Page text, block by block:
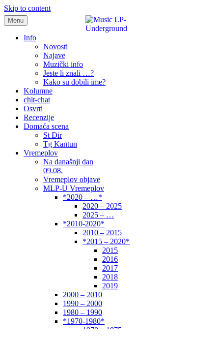
Skip to content
samo muzika i …..
Menu
Info
Novosti
Najave
Muzički info
Jeste li znali …?
Kako su dobili ime?
Kolumne
chit-chat
Osvrti
Recenzije
Domaća scena
St Đir
Tg Kantun
Vremeplov
Na današnji dan
09.08.
Vremeplov objave
MLP-U Vremeplov
*2020 – …*
2020 – 2025
2025 – …
*2010-2020*
2010 – 2015
*2015 – 2020*
2015
2016
2017
2018
2019
2000 – 2010
1990 – 2000
1980 – 1990
*1970-1980*
1970 – 1975